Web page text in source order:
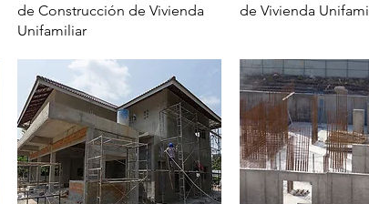
de Construcción de Vivienda
Unifamiliar
de Vivienda